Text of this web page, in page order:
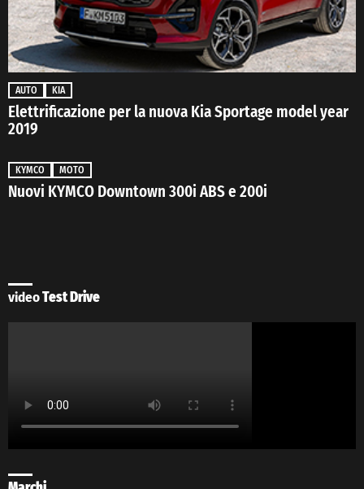
AUTO KIA
Elettrificazione per la nuova Kia Sportage model year
2019
KYMCO MOTO
Nuovi KYMCO Downtown 300i ABS e 200i
videoTest Drive